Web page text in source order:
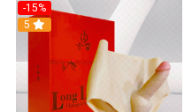
-15%
5